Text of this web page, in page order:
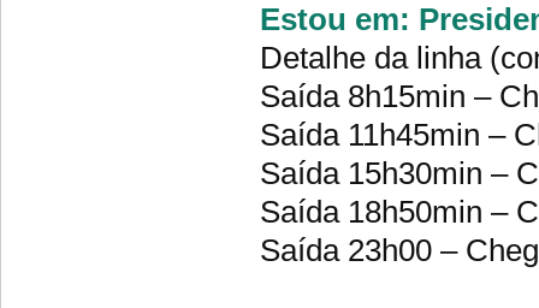
Estou em:
Detalhe da linha
Saída 8h15min –
Saída 11h45min –
Saída 15h30min –
Saída 18h50min –
Saída 23h00 –